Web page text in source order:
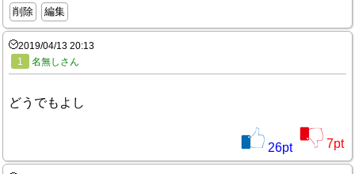
削除
編集
2019/04/13 20:13
1
名無しさん
どうでもよし
26pt 7pt